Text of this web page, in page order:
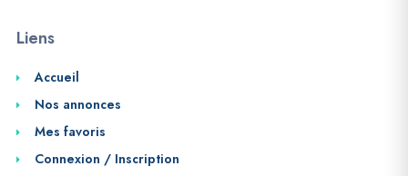
Liens
Accueil
Nos annonces
Mes favoris
Connexion / Inscription